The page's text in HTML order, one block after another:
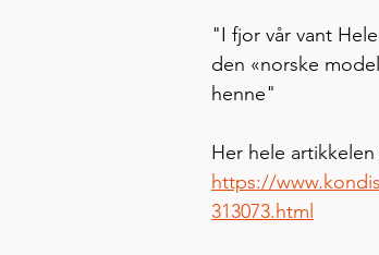
"I fjor vår vant
den «norske
henne"
Her hele
https://
313073.html